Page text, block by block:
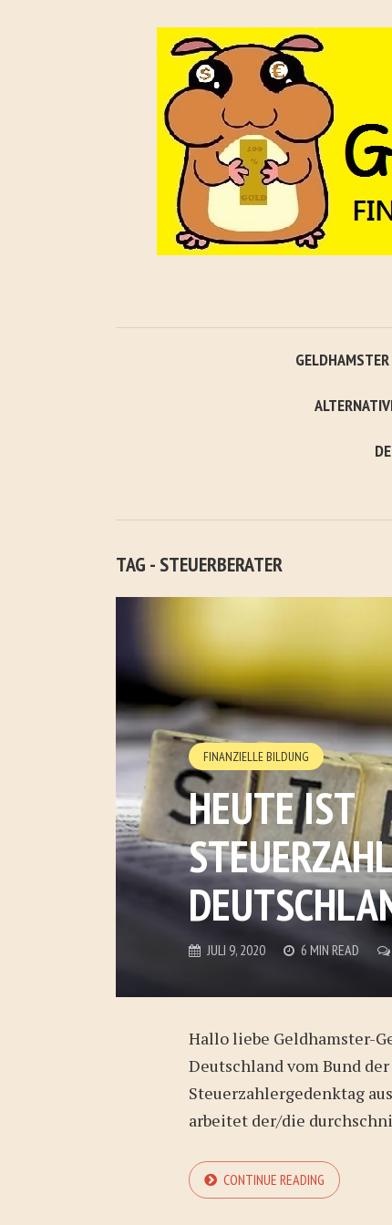
TAG - STEUERBERATER
FINANZIELLE BILDUNG
HEUTE IST
JULI 9, 2020 6 MIN READ
Hallo liebe Geldhamster-
Deutschland vom Bund
Steuerzahlergedenktag
arbeitet der/die
CONTINUE READING